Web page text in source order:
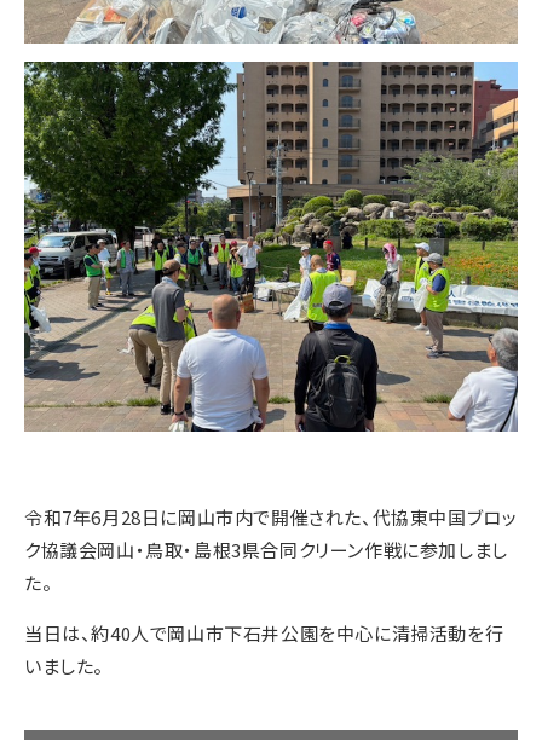
令和7年6月28日に岡山市内で開催された、代協東中国ブロッ
ク協議会岡山・鳥取・島根3県合同クリーン作戦に参加しまし
た。
当日は、約40人で岡山市下石井公園を中心に清掃活動を行
いました。